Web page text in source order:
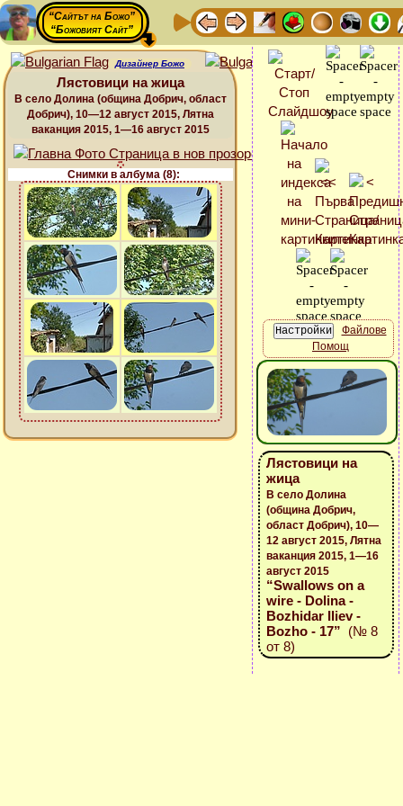
“Сайтът на Божо”
“Божовият Сайт”
Дизайнер Божо
Лястовици на жица
В село Долина (община Добрич, област
Добрич), 10—12 август 2015, Лятна
ваканция 2015, 1—16 август 2015
Снимки в албума (8):
Файлове
Помощ
Лястовици на
жица
В село Долина
(община Добрич,
област Добрич), 10—
12 август 2015, Лятна
ваканция 2015, 1—16
август 2015
“Swallows on a
wire - Dolina -
Bozhidar Iliev -
Bozho - 17” (№ 8
от 8)